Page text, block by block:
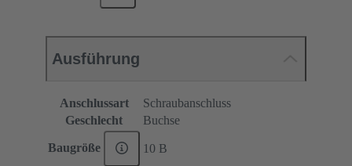
Ausführung
Anschlussart
Schraubanschluss
Geschlecht
Buchse
Baugröße 10 B